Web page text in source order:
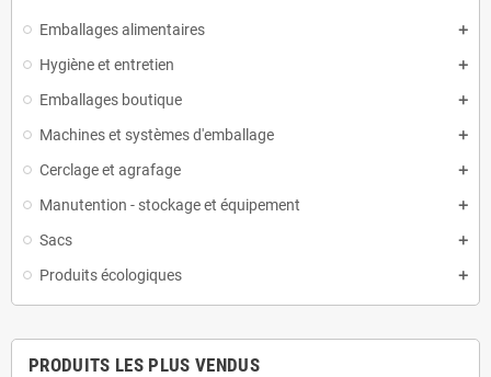
Emballages alimentaires
Hygiène et entretien
Emballages boutique
Machines et systèmes d'emballage
Cerclage et agrafage
Manutention - stockage et équipement
Sacs
Produits écologiques
PRODUITS LES PLUS VENDUS